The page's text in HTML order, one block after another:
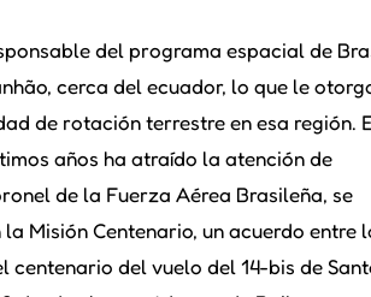
del programa espacial de
cerca del ecuador, lo que le
de rotación terrestre en esa región.
años ha atraído la atención de
de la Fuerza Aérea Brasileña, se
Misión Centenario, un acuerdo entre
centenario del vuelo del 14-bis de